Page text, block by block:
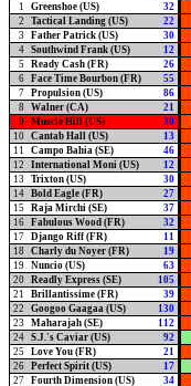
1
Greenshoe (US) 32
2
Tactical Landing (US) 22
3
Father Patrick (US) 30
4 Southwind Frank (US) 12
5
Ready Cash (FR) 26
6 Face Time Bourbon (FR) 55
7 Propulsion (US) 86
8
Walner (CA) 21
9 Muscle Hill (US) 30
10 Cantab Hall (US) 13
11
Campo Bahia (SE) 46
12
International Moni (US) 12
13
Trixton (US) 30
14 Bold Eagle (FR) 27
15
Raja Mirchi (SE) 37
16 Fabulous Wood (FR) 32
17 Django Riff (FR) 11
18
Charly du Noyer (FR) 19
19 Nuncio (US) 63
20 Readly Express (SE) 105
21
Brillantissime (FR) 39
22
Googoo Gaagaa (US) 130
23
Maharajah (SE) 112
24 S.J.'s Caviar (US) 92
25
Love You (FR) 21
26 Perfect Spirit (US) 17
27 Fourth Dimension (US) 34